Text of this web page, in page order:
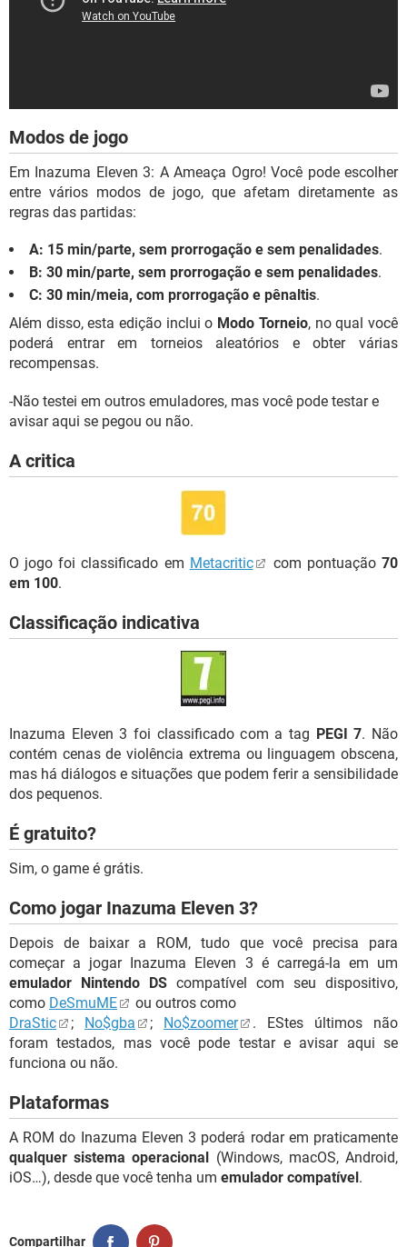
Modos de jogo
Em Inazuma Eleven 3: A Ameaça Ogro! Você pode escolher
entre vários modos de jogo, que afetam diretamente as
regras das partidas:
A: 15 min/parte, sem prorrogação e sem penalidades.
B: 30 min/parte, sem prorrogação e sem penalidades.
C: 30 min/meia, com prorrogação e pênaltis.
Além disso, esta edição inclui o Modo Torneio, no qual você
poderá entrar em torneios aleatórios e obter várias
recompensas.
-Não testei em outros emuladores, mas você pode testar e
avisar aqui se pegou ou não.
A critica
O jogo foi classificado em Metacritic com pontuação 70
em 100.
Classificação indicativa
Inazuma Eleven 3 foi classificado com a tag PEGI 7. Não
contém cenas de violência extrema ou linguagem obscena,
mas há diálogos e situações que podem ferir a sensibilidade
dos pequenos.
É gratuito?
Sim, o game é grátis.
Como jogar Inazuma Eleven 3?
Depois de baixar a ROM, tudo que você precisa para
começar a jogar Inazuma Eleven 3 é carregá-la em um
emulador Nintendo DS compatível com seu dispositivo,
como DeSmuME
ou outros como
DraStic
; No$gba ; No$zoomer
. EStes últimos não
foram testados, mas você pode testar e avisar aqui se
funciona ou não.
Plataformas
A ROM do Inazuma Eleven 3 poderá rodar em praticamente
qualquer sistema operacional (Windows, macOS, Android,
iOS…), desde que você tenha um emulador compatível.
Compartilhar